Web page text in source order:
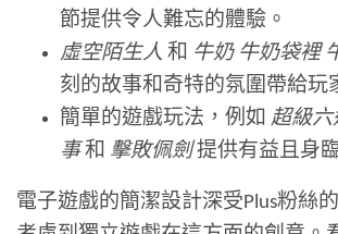
節提供令人難忘的體驗。
虛空陌生人 和 牛奶 牛奶袋裡
刻的故事和奇特的氛圍帶給玩
簡單的遊戲玩法，例如 超級六
事和 擊敗佩劍提供有益且身
電子遊戲的簡潔設計深受Plus粉絲